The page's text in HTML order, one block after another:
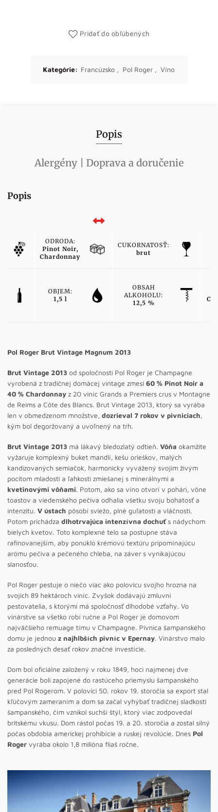
Pridať do obľúbených
Kategórie: Francúzsko , Pol Roger , Víno
Popis
Alergény | Doprava a doručenie
Popis
ODRODA:
Pinot Noir,
Chardonnay
CUKORNATOSŤ:
brut
OBJEM:
1,5 l
OBSAH
ALKOHOLU:
12,5 %
Pol Roger Brut Vintage Magnum 2013
Brut Vintage 2013 od spoločnosti Pol Roger je Champagne
vyrobená z tradičnej domácej vintage zmesi 60 % Pinot Noir a
40 % Chardonnay z 20 viníc Grands a Premiers crus v Montagne
de Reims a Côte des Blancs. Brut Vintage 2013, ktorý sa vyrába
len v obmedzenom množstve, dozrieval 7 rokov v pivniciach,
kým bol degoržovaný a uvoľnený na trh.
Brut Vintage 2013 má lákavý bledozlatý odtieň. Vôňa okamžite
vyžaruje komplexný buket mandlí, kešu orieškov, malých
kandizovaných semiačok, harmonicky vyvážený svojim živým
pocitom mladosti a ľahkosti zmiešanej s minerálnymi a
kvetinovými vôňami. Potom, ako sa víno otvorí v pohári, vône
toastov a viedenského pečiva odhalia všetku svoju bohatosť a
intenzitu. V ústach pôsobí sviežo, plné guľatosti a vláčnosti.
Potom prichádza dlhotrvajúca intenzívna dochuťs nádychom
bielych kvetov. Toto komplexné telo sa postupne stáva
rafinovanejším, aby ponúklo krémovú textúru pripomínajúcu
arómu pečiva a pečeného chleba, na záver s vynikajúcou
slanosťou.
Pol Roger pestuje o niečo viac ako polovicu svojho hrozna na
svojich 89 hektároch viníc. Zvyšok dodávajú zmluvní
pestovatelia, s ktorými má spoločnosť dlhodobé vzťahy. Vo
vinárstve sa všetko robí ručne a Pol Roger je domovom
najväčšieho remuage tímu v Champagne. Pivnica šampanského
domu je jednou z najhlbších pivníc v Epernay. Vinárstvo malo
za posledných desať rokov značné investície.
Dom bol oficiálne založený v roku 1849, hoci najmenej dve
generácie boli zapojené do rastúceho priemyslu šampanského
pred Pol Rogerom. V polovici 50. rokov 19. storočia sa export stal
kľúčovým zameraním a dom sa začal vyhýbať tradičnej sladkosti
šampanského, čím vznikol suchší štýl, ktorý viac zodpovedal
britskému vkusu. Dom rástol počas 19. a 20. storočia a zostal silný
počas obdobia americkej prohibície a ruskej revolúcie. Dnes Pol
Roger vyrába okolo 1,8 milióna fliaš ročne.